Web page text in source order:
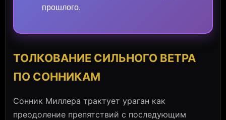
прошлого.
ТОЛКОВАНИЕ СИЛЬНОГО ВЕТРА
ПО СОННИКАМ
Сонник Миллера трактует ураган как
преодоление препятствий с последующим